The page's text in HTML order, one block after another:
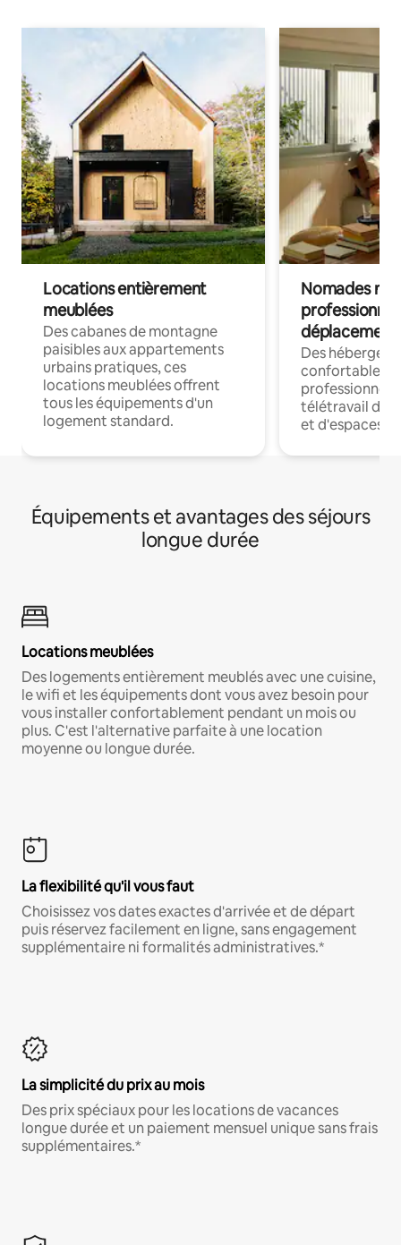
Locations entièrement
meublées
Des cabanes de montagne
paisibles aux appartements
urbains pratiques, ces
locations meublées offrent
tous les équipements d'un
logement standard.
Nomades
déplacement
Des
confortables
professionnels
télétravail
et d'espaces
Équipements et avantages des séjours
longue durée
Locations meublées
Des logements entièrement meublés avec une cuisine,
le wifi et les équipements dont vous avez besoin pour
vous installer confortablement pendant un mois ou
plus. C'est l'alternative parfaite à une location
moyenne ou longue durée.
La flexibilité qu'il vous faut
Choisissez vos dates exactes d'arrivée et de départ
puis réservez facilement en ligne, sans engagement
supplémentaire ni formalités administratives.*
La simplicité du prix au mois
Des prix spéciaux pour les locations de vacances
longue durée et un paiement mensuel unique sans frais
supplémentaires.*